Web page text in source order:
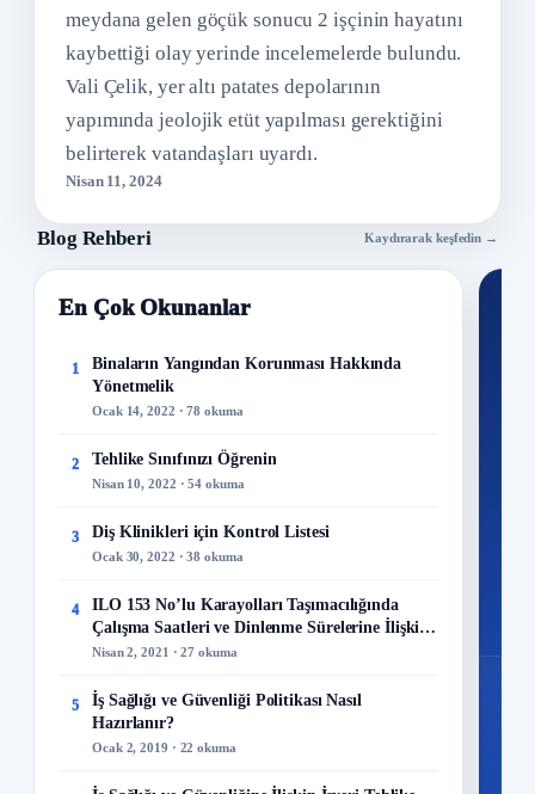
meydana gelen göçük sonucu 2 işçinin hayatını
kaybettiği olay yerinde incelemelerde bulundu.
Vali Çelik, yer altı patates depolarının
yapımında jeolojik etüt yapılması gerektiğini
belirterek vatandaşları uyardı.
Nisan 11, 2024
Blog Rehberi Kaydırarak keşfedin →
En Çok Okunanlar
1
Binaların Yangından Korunması Hakkında
Yönetmelik
Ocak 14, 2022 · 78 okuma
2 Tehlike Sınıfınızı Öğrenin
Nisan 10, 2022 · 54 okuma
3 Diş Klinikleri için Kontrol Listesi
Ocak 30, 2022 · 38 okuma
4
ILO 153 No’lu Karayolları Taşımacılığında
Çalışma Saatleri ve Dinlenme Sürelerine İlişkin
Sözleşme
Nisan 2, 2021 · 27 okuma
5
İş Sağlığı ve Güvenliği Politikası Nasıl
Hazırlanır?
Ocak 2, 2019 · 22 okuma